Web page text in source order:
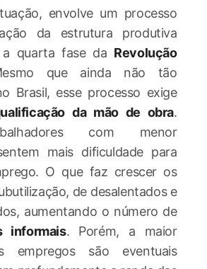
envolve um processo
da estrutura produtiva
quarta fase da Revolução
que ainda não tão
Brasil, esse processo exige
da mão de obra.
com menor
mais dificuldade para
O que faz crescer os
de desalentados e
aumentando o número de
informais. Porém, a maior
empregos são eventuais